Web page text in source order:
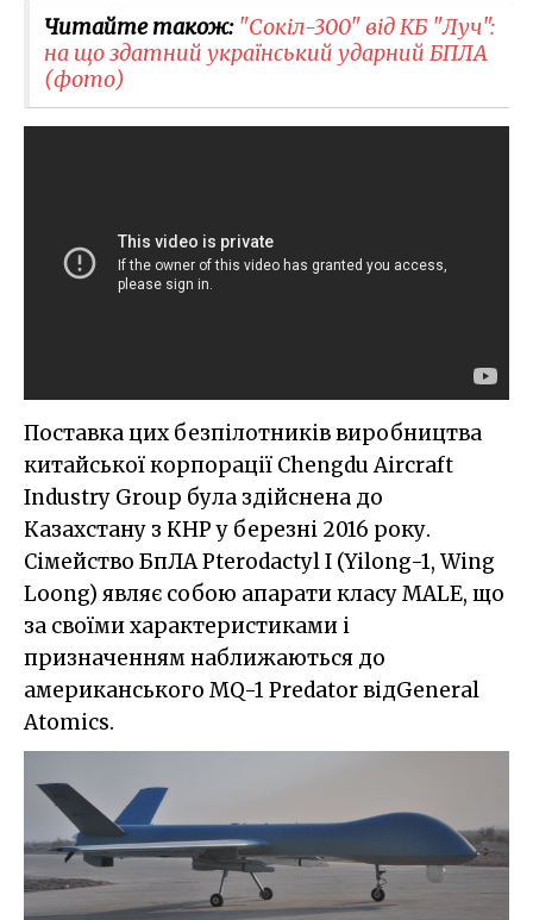
Читайте також: ​"Сокіл-300" від КБ "Луч":
на що здатний український ударний БПЛА
(фото)
Поставка цих безпілотників виробництва
китайської корпорації Chengdu Aircraft
Industry Group була здійснена до
Казахстану з КНР у березні 2016 року.
Сімейство БпЛА Pterodactyl I (Yilong-1, Wing
Loong) являє собою апарати класу MALE, що
за своїми характеристиками і
призначенням наближаються до
американського MQ-1 Predator відGeneral
Atomics.